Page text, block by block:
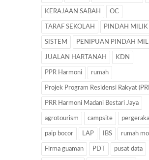
KERAJAAN SABAH OC
TARAF SEKOLAH PINDAH MILIK
SISTEM PENIPUAN PINDAH
JUALAN HARTANAH KDN
PPR Harmoni rumah
Projek Program Residensi Rakyat
PRR Harmoni Madani Bestari Jaya
agrotourism campsite
paip bocor LAP IBS rumah
Firma guaman PDT pusat data